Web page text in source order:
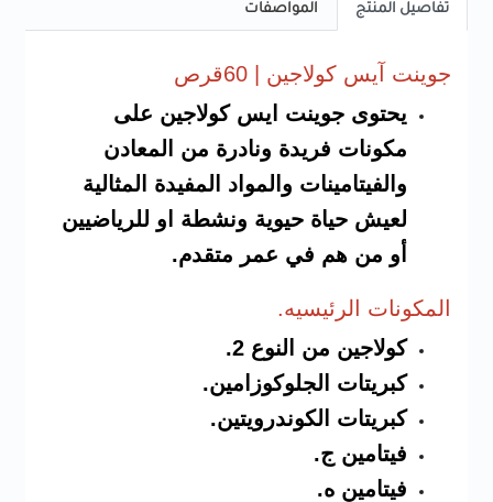
تفاصيل المنتج المواصفات
جوينت آيس كولاجين | 60قرص
يحتوى جوينت ايس كولاجين على
مكونات فريدة ونادرة من المعادن
والفيتامينات والمواد المفيدة المثالية
لعيش حياة حيوية ونشطة او للرياضيين
أو من هم في عمر متقدم.
المكونات الرئيسيه.
كولاجين من النوع 2.
كبريتات الجلوكوزامين.
كبريتات الكوندرويتين.
فيتامين ج.
فيتامين ه.